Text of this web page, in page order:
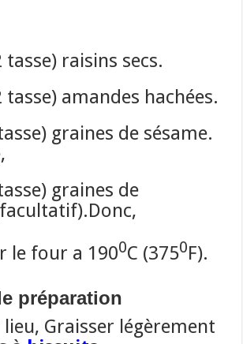
raisins secs.
amandes hachées.
graines de sésame.
graines de
le four a 1900C (3750F).
préparation
Graisser légèrement